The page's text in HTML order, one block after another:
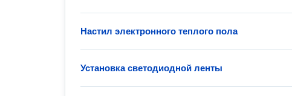
Настил электронного теплого пола
Установка светодиодной ленты